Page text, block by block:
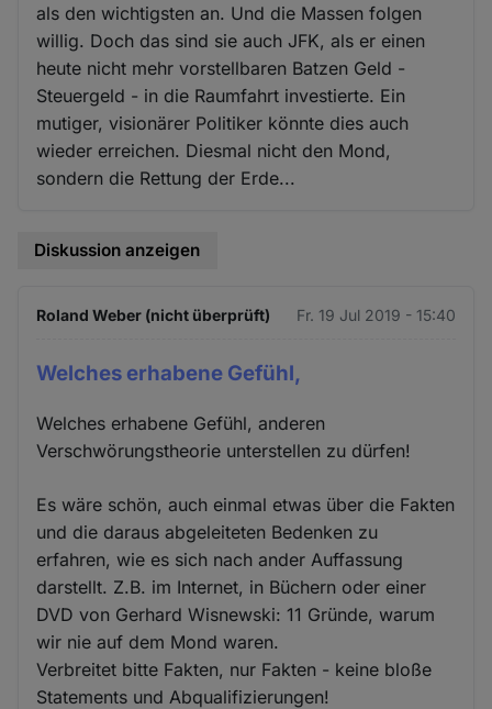
als den wichtigsten an. Und die Massen folgen
willig. Doch das sind sie auch JFK, als er einen
heute nicht mehr vorstellbaren Batzen Geld -
Steuergeld - in die Raumfahrt investierte. Ein
mutiger, visionärer Politiker könnte dies auch
wieder erreichen. Diesmal nicht den Mond,
sondern die Rettung der Erde...
Diskussion anzeigen
Roland Weber (nicht überprüft) Fr. 19 Jul 2019 - 15:40
Welches erhabene Gefühl,
Welches erhabene Gefühl, anderen
Verschwörungstheorie unterstellen zu dürfen!
Es wäre schön, auch einmal etwas über die Fakten
und die daraus abgeleiteten Bedenken zu
erfahren, wie es sich nach ander Auffassung
darstellt. Z.B. im Internet, in Büchern oder einer
DVD von Gerhard Wisnewski: 11 Gründe, warum
wir nie auf dem Mond waren.
Verbreitet bitte Fakten, nur Fakten - keine bloße
Statements und Abqualifizierungen!